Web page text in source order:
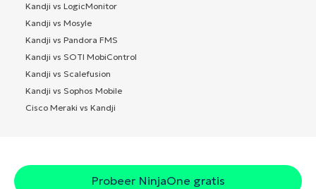
Kandji vs LogicMonitor
Kandji vs Mosyle
Kandji vs Pandora FMS
Kandji vs SOTI MobiControl
Kandji vs Scalefusion
Kandji vs Sophos Mobile
Cisco Meraki vs Kandji
Probeer NinjaOne gratis